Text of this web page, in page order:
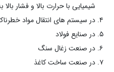
شیمیایی با حرارت بالا و فشار بالا به
در سیستم های انتقال مواد خطرناک
در صنایع فولاد
در صنعت زغال سنگ
در صنعت ساخت کاغذ